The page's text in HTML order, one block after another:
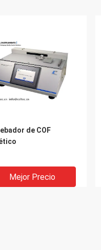
de COF
Mejor Precio